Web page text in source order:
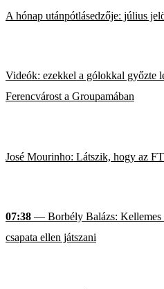
A hónap utánpótlásedzője: július
Videók: ezekkel a gólokkal győzte
Ferencvárost a Groupamában
José Mourinho: Látszik, hogy az
07:38 — Borbély Balázs: Kellemes
csapata ellen játszani